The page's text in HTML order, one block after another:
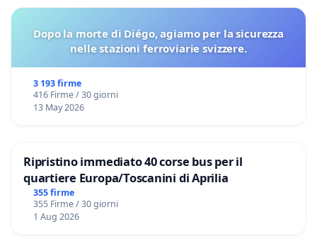
Dopo la morte di Diégo, agiamo per la sicurezza
nelle stazioni ferroviarie svizzere.
3 193 firme
416 Firme / 30 giorni
13 May 2026
Ripristino immediato 40 corse bus per il
quartiere Europa/Toscanini di Aprilia
355 firme
355 Firme / 30 giorni
1 Aug 2026